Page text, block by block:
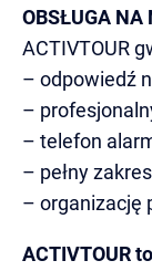
OBSŁUGA
ACTIVTOUR
– odpowiedź
–
– telefon
– pełny
– organizację
ACTIVTOUR